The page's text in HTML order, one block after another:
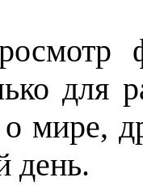
о мире,
день.